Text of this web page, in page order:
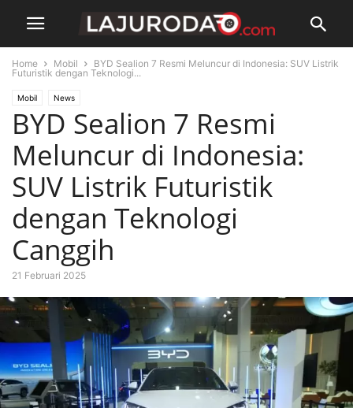
Home Mobil
BYD Sealion 7 Resmi Meluncur di Indonesia: SUV Listrik
Futuristik dengan Teknologi...
Mobil News
BYD Sealion 7 Resmi
Meluncur di Indonesia:
SUV Listrik Futuristik
dengan Teknologi
Canggih
21 Februari 2025